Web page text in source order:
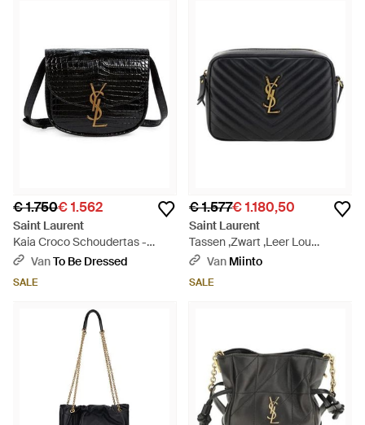
€ 1.750€ 1.562
Saint Laurent
Kaia Croco Schoudertas -
Zwart
VanTo Be Dressed
SALE
€ 1.577€ 1.180,50
Saint Laurent
Tassen ,Zwart ,Leer Lou
Camera Bag - Zwart
Van Miinto
SALE